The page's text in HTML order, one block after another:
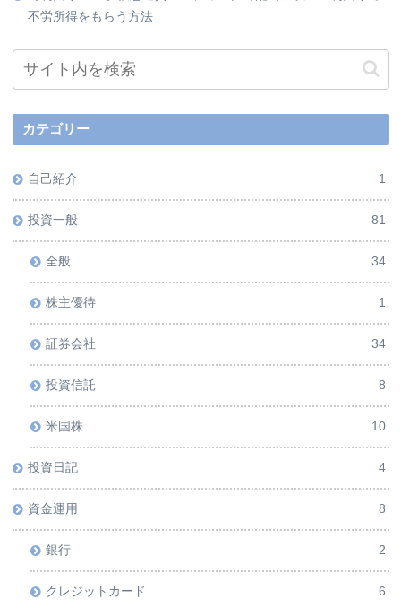
不労所得をもらう方法
カテゴリー
自己紹介 1
投資一般 81
全般 34
株主優待 1
証券会社 34
投資信託 8
米国株 10
投資日記 4
資金運用 8
銀行 2
クレジットカード 6